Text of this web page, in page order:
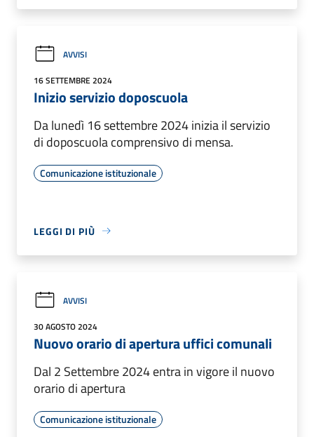
AVVISI
16 SETTEMBRE 2024
Inizio servizio doposcuola
Da lunedì 16 settembre 2024 inizia il servizio
di doposcuola comprensivo di mensa.
Comunicazione istituzionale
LEGGI DI PIÙ
AVVISI
30 AGOSTO 2024
Nuovo orario di apertura uffici comunali
Dal 2 Settembre 2024 entra in vigore il nuovo
orario di apertura
Comunicazione istituzionale